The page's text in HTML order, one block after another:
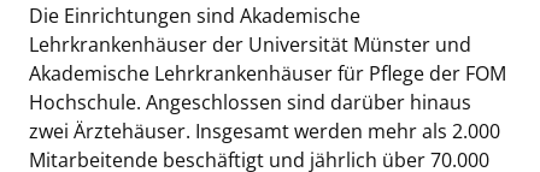
Die Einrichtungen sind Akademische
Lehrkrankenhäuser der Universität Münster und
Akademische Lehrkrankenhäuser für Pflege der FOM
Hochschule. Angeschlossen sind darüber hinaus
zwei Ärztehäuser. Insgesamt werden mehr als 2.000
Mitarbeitende beschäftigt und jährlich über 70.000